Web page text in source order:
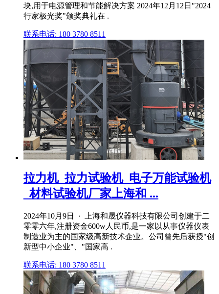
块,用于电源管理和节能解决方案 2024年12月12日"2024
行家极光奖"颁奖典礼在 .
联系电话: 180 3780 8511
拉力机_拉力试验机_电子万能试验机
_材料试验机厂家上海和 ...
2024年10月9日 · 上海和晟仪器科技有限公司创建于二
零零六年,注册资金600w人民币,是一家以从事仪器仪表
制造业为主的国家级高新技术企业。公司曾先后获授"创
新型中小企业"、"国家高 .
联系电话: 180 3780 8511